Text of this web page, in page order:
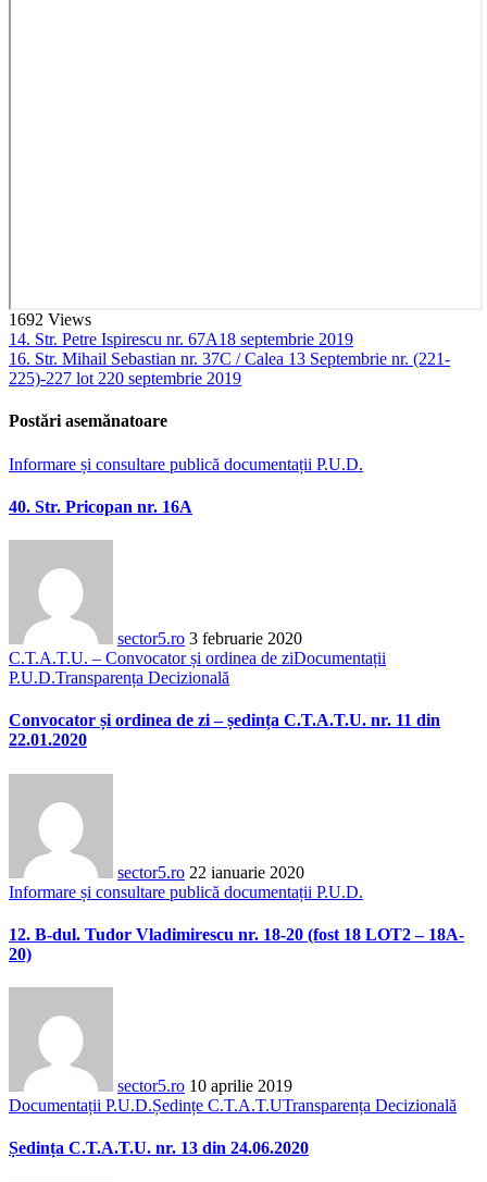
1692 Views
14. Str. Petre Ispirescu nr. 67A18 septembrie 2019
16. Str. Mihail Sebastian nr. 37C / Calea 13 Septembrie nr. (221-
225)-227 lot 220 septembrie 2019
Postări asemănatoare
Informare și consultare publică documentații P.U.D.
40. Str. Pricopan nr. 16A
sector5.ro 3 februarie 2020
C.T.A.T.U. – Convocator și ordinea de ziDocumentații
P.U.D.Transparența Decizională
Convocator și ordinea de zi – ședința C.T.A.T.U. nr. 11 din
22.01.2020
sector5.ro 22 ianuarie 2020
Informare și consultare publică documentații P.U.D.
12. B-dul. Tudor Vladimirescu nr. 18-20 (fost 18 LOT2 – 18A-
20)
sector5.ro 10 aprilie 2019
Documentații P.U.D.Ședințe C.T.A.T.UTransparența Decizională
Ședința C.T.A.T.U. nr. 13 din 24.06.2020